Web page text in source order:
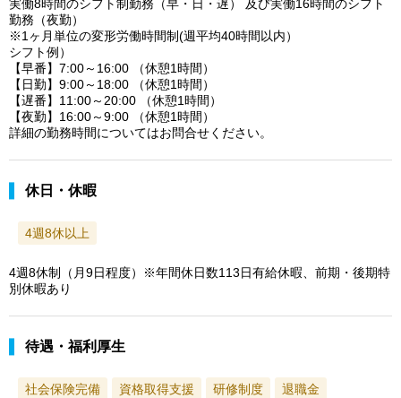
実働8時間のシフト制勤務（早・日・遅） 及び実働16時間のシフト
勤務（夜勤）
※1ヶ月単位の変形労働時間制(週平均40時間以内）
シフト例）
【早番】7:00～16:00 （休憩1時間）
【日勤】9:00～18:00 （休憩1時間）
【遅番】11:00～20:00 （休憩1時間）
【夜勤】16:00～9:00 （休憩1時間）
詳細の勤務時間についてはお問合せください。
休日・休暇
4週8休以上
4週8休制（月9日程度）※年間休日数113日有給休暇、前期・後期特
別休暇あり
待遇・福利厚生
社会保険完備 資格取得支援 研修制度
退職金